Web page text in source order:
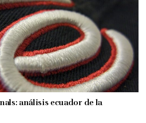
análisis ecuador de la